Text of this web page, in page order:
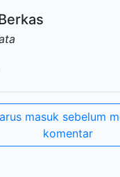
masuk sebelum
komentar